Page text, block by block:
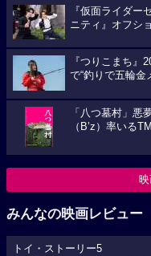
『仮面ライダー
ニティ』オフシ
『つりこまち』
で“釣りで五輪金
「八つ墓村」悪
（B’z）率いる
みんなの映画レビュー
トイ・ストーリー5